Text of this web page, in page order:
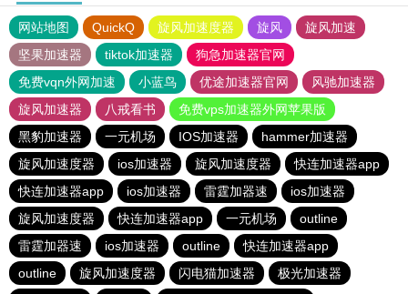
网站地图 QuickQ 旋风加速度器 旋风
旋风加速
坚果加速器
tiktok加速器
狗急加速器官网
免费vqn外网加速
小蓝鸟 优途加速器官网
风驰加速器
旋风加速器
八戒看书
免费vps加速器外网苹果版
黑豹加速器
一元机场 IOS加速器
hammer加速器
旋风加速度器
ios加速器 旋风加速度器
快连加速器app
快连加速器app
ios加速器 雷霆加器速
ios加速器
旋风加速度器
快连加速器app 一元机场
outline
雷霆加器速
ios加速器 outline
快连加速器app
outline
旋风加速度器 闪电猫加速器
极光加速器